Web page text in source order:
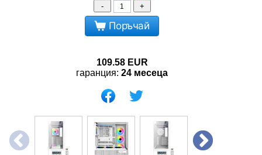
- +
Поръчай
109.58 EUR
гаранция: 24 месеца